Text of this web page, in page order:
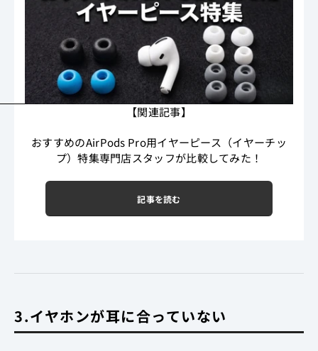
【関連記事】
おすすめのAirPods Pro用イヤーピース（イヤーチッ
プ）特集専門店スタッフが比較してみた！
記事を読む
3.イヤホンが耳に合っていない